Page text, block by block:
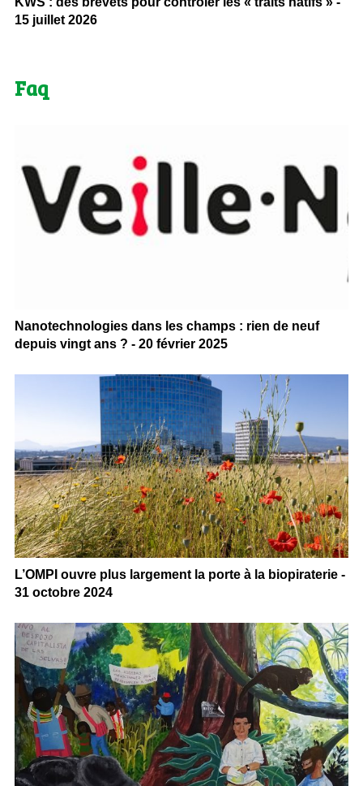
15 juillet 2026
Faq
Nanotechnologies dans les champs : rien de neuf
depuis vingt ans ? - 20 février 2025
L’OMPI ouvre plus largement la porte à la biopiraterie -
31 octobre 2024